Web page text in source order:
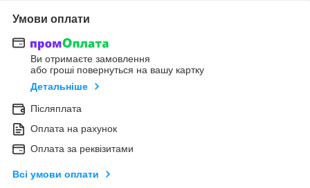
Умови оплати
Ви отримаєте замовлення
або гроші повернуться на вашу картку
Детальніше
Післяплата
Оплата на рахунок
Оплата за реквізитами
Всі умови оплати